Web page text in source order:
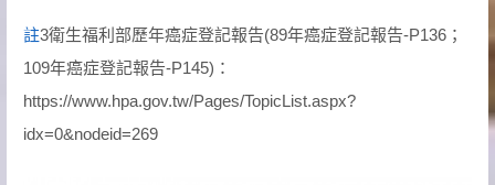
註3衛生福利部歷年癌症登記報告(89年癌症登記報告-P136；
109年癌症登記報告-P145)：
https://www.hpa.gov.tw/Pages/TopicList.aspx?
idx=0&nodeid=269